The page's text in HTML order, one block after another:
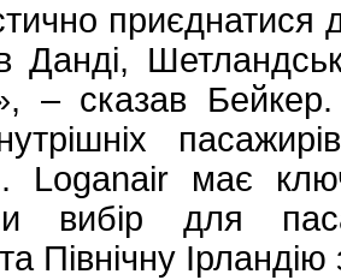
приєднатися
Данді,
– сказав
внутрішніх
Loganair має
вибір для
Північну